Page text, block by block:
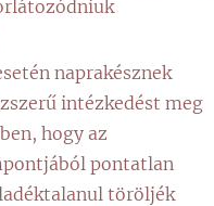
naprakésznek
intézkedést meg
hogy az
pontatlan
töröljék